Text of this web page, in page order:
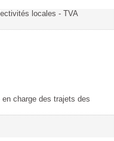
locales - TVA
charge des trajets des